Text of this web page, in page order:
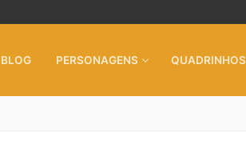
BLOG PERSONAGENS QUADRINHOS